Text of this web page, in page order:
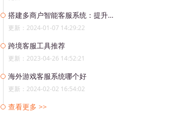
搭建多商户智能客服系统：提升企业服务效率与用户体验
更新：2024-01-07 14:29:22
跨境客服工具推荐
更新：2023-04-26 14:52:21
海外游戏客服系统哪个好
更新：2024-02-02 16:54:02
查看更多 >>